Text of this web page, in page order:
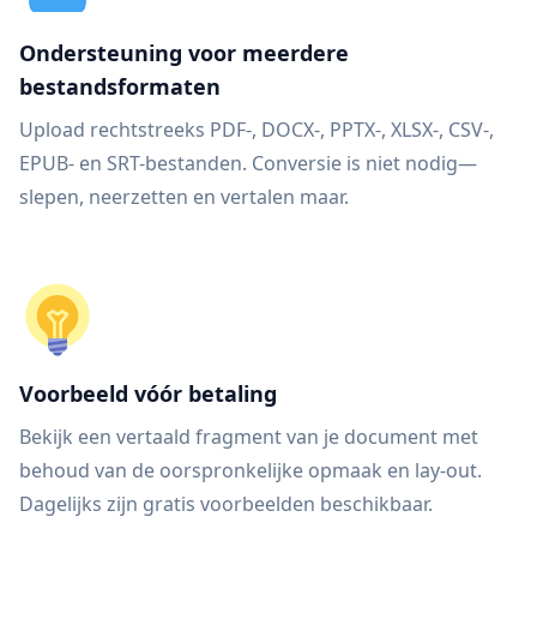
Ondersteuning voor meerdere
bestandsformaten
Upload rechtstreeks PDF-, DOCX-, PPTX-, XLSX-, CSV-,
EPUB- en SRT-bestanden. Conversie is niet nodig—
slepen, neerzetten en vertalen maar.
Voorbeeld vóór betaling
Bekijk een vertaald fragment van je document met
behoud van de oorspronkelijke opmaak en lay-out.
Dagelijks zijn gratis voorbeelden beschikbaar.